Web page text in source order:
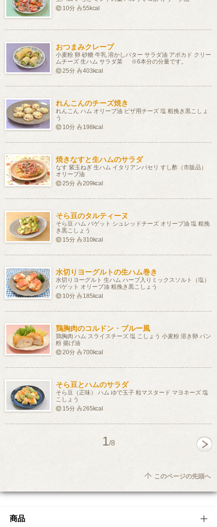
10分
55kcal
おつまみクレープ
小麦粉 卵 砂糖 牛乳 溶かしバター サラダ油 アボカド クリー
ムチーズ 生ハム サラダ菜 ※6本分の分量です。
25分
403kcal
れんこんのチーズ焼き
れんこん ハム オリーブ油 ピザ用チーズ 塩 粗挽き黒こしょ
う
10分
198kcal
焼きなすと生ハムのサラダ
なす 紫玉ねぎ 生ハム イタリアンパセリ すし酢（市販品）
オリーブ油
25分
209kcal
そら豆のタルティーヌ
そら豆 ハム バゲット シュレッドチーズ オリーブ油 塩 粗挽
き黒こしょう
15分
310kcal
水切りヨーグルトの生ハム巻き
水切りヨーグルト 生ハム ハーブ入りミックスソルト（塩）
バゲット オリーブ油 粗挽き黒こしょう
10分
185kcal
鶏胸肉のコルドン・ブルー風
鶏胸肉 ハム スライスチーズ 塩 こしょう 小麦粉 溶き卵 パン
粉 揚げ油
20分
700kcal
そら豆とハムのサラダ
そら豆（正味） ハム ゆで玉子 粒マスタード マヨネーズ 塩
こしょう
15分
265kcal
1/8
このページの先頭へ
商品